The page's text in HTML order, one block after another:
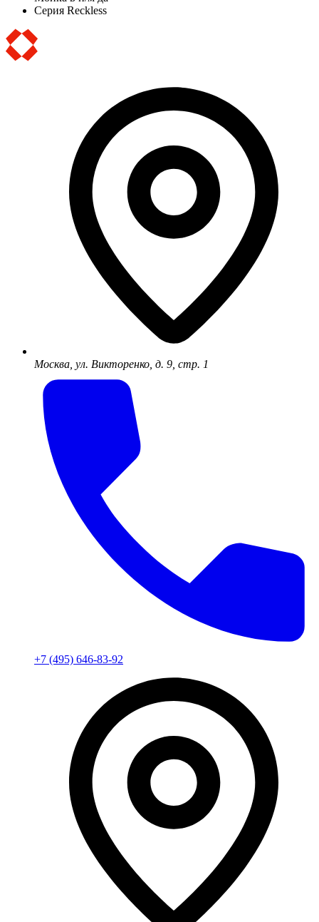
Серия Reckless
Москва, ул. Викторенко, д. 9, стр. 1
+7 (495) 646-83-92